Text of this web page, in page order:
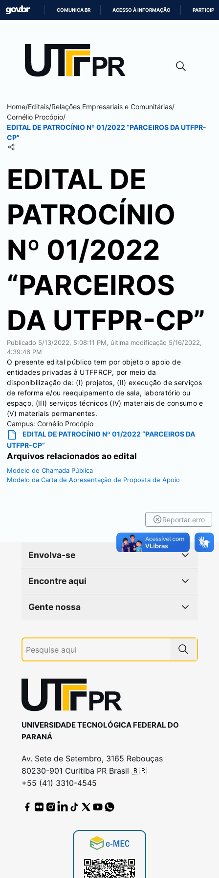
CONTEÚDO
COMUNICA BR ACESSO À INFORMAÇÃO PARTICIPE
Home/Editais/Relações Empresariais e Comunitárias/
Cornélio Procópio/
EDITAL DE PATROCÍNIO Nº 01/2022 “PARCEIROS DA UTFPR-
CP”
EDITAL DE
PATROCÍNIO
Nº 01/2022
“PARCEIROS
DA UTFPR-CP”
Publicado 5/13/2022, 5:08:11 PM , última modificação 5/16/2022,
4:39:46 PM
O presente edital público tem por objeto o apoio de
entidades privadas à UTFPRCP, por meio da
disponibilização de: (I) projetos, (II) execução de serviços
de reforma e/ou reequipamento de sala, laboratório ou
espaço, (III) serviços técnicos (IV) materiais de consumo e
(V) materiais permanentes.
Campus: Cornélio Procópio
EDITAL DE PATROCÍNIO Nº 01/2022 “PARCEIROS DA
UTFPR-CP”
Arquivos relacionados ao edital
Modelo de Chamada Pública
Modelo da Carta de Apresentação de Proposta de Apoio
Reportar erro
Envolva-se
Encontre aqui
Gente nossa
UNIVERSIDADE TECNOLÓGICA FEDERAL DO
PARANÁ
Av. Sete de Setembro, 3165 Rebouças
80230-901 Curitiba PR Brasil 🇧🇷
+55 (41) 3310-4545